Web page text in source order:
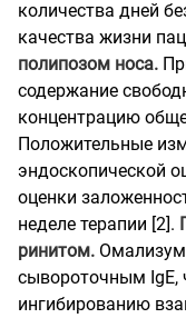
количества дней
качества жизни
полипозом носа.
содержание
концентрацию
Положительные
эндоскопической
оценки
неделе терапии [2].
ринитом.
сывороточным IgE,
ингибированию